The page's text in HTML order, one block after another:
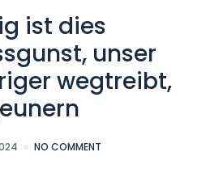
ist dies
unser
wegtreibt,
NO COMMENT